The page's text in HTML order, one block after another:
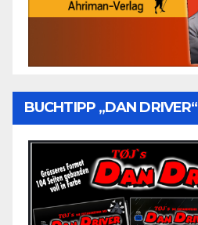
BUCHTIPP „DAN DRIVER“